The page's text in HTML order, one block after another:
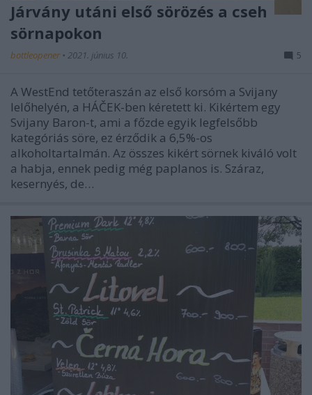
Járvány utáni első sörözés a cseh
sörnapokon
bottleopener • 2021. június 10. 5
A WestEnd tetőteraszán az első korsóm a Svijany
lelőhelyén, a HÁČEK-ben kéretett ki. Kikértem egy
Svijany Baron-t, ami a főzde egyik legfelsőbb
kategóriás söre, ez érződik a 6,5%-os
alkoholtartalmán. Az összes kikért sörnek kiváló volt
a habja, ennek pedig még paplanos is. Száraz,
kesernyés, de…